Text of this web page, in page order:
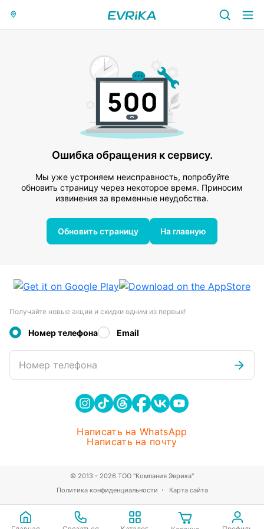
Ошибка обращения к сервису.
Мы уже устроняем неисправность, попробуйте
обновить страницу через некоторое время. Приносим
извинения за временные неудобства.
Обновить страницу На главную
Получайте новые акции и скидки одним из первых!
Номер телефона Email
Номер телефона
Написать на WhatsApp
Написать на почту
Политика конфиденциальности Карта сайта
© 2013 - 2026 ТОО "Компания Эврика"